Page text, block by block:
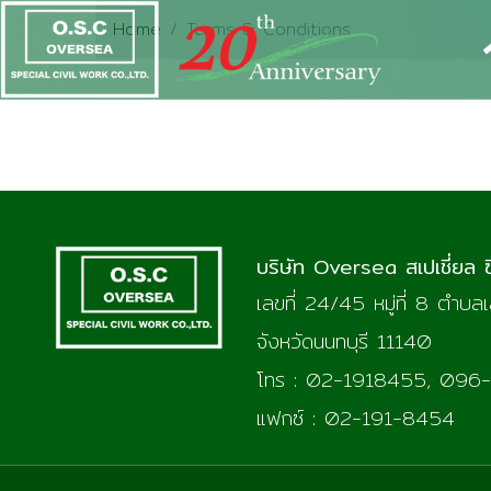
Home Terms & Conditions
Terms &
บริษัท Oversea สเปเชี่ย
เลขที่ 24/45 หมู่ที่ 8 ตำบล
จังหวัดนนทบุรี 11140
โทร : 02-1918455,
แฟกซ์ : 02-191-8454